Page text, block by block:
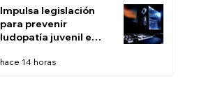
Impulsa legislación
para prevenir
ludopatía juvenil e
hace 14 horas